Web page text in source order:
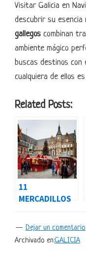
Visitar Galicia en
descubrir su esencia
gallegos combinan
ambiente mágico
buscas destinos con
cualquiera de ellos
Related Posts:
11
MERCADILLOS
QUE NO TE
PUEDES
PERDER
Dejar un comentario
Archivado en:GALICIA